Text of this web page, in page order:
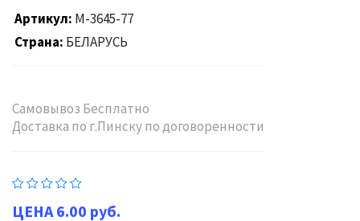
Артикул M-3645-77
Страна БЕЛАРУСЬ
Самовывоз Бесплатно
Доставка по г.Пинску по договоренности
6.00 руб.